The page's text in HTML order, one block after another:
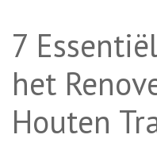
7
het
Houten